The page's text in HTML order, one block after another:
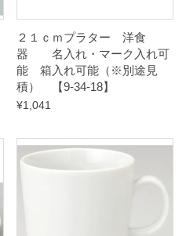
２１ｃｍプラター 洋食
器 名入れ・マーク入れ可
能 箱入れ可能（※別途見
積） 【9-34-18】
¥1,041